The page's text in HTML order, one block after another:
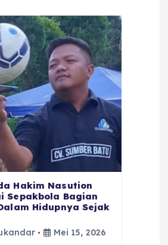
Hakim Nasution
Sepakbola Bagian
Hidupnya Sejak
Mei 15, 2026